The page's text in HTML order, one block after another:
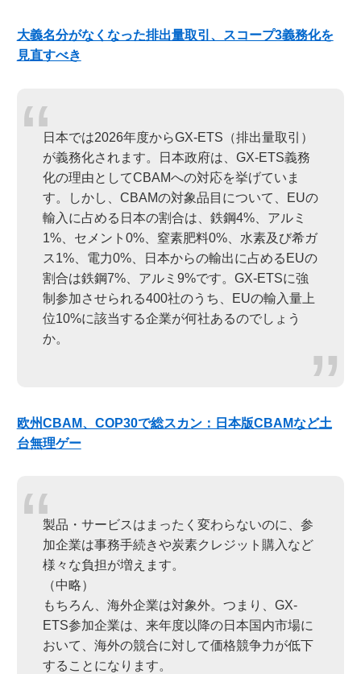
大義名分がなくなった排出量取引、スコープ3義務化を
見直すべき
日本では2026年度からGX-ETS（排出量取引）
が義務化されます。日本政府は、GX-ETS義務
化の理由としてCBAMへの対応を挙げていま
す。しかし、CBAMの対象品目について、EUの
輸入に占める日本の割合は、鉄鋼4%、アルミ
1%、セメント0%、窒素肥料0%、水素及び希ガ
ス1%、電力0%、日本からの輸出に占めるEUの
割合は鉄鋼7%、アルミ9%です。GX-ETSに強
制参加させられる400社のうち、EUの輸入量上
位10%に該当する企業が何社あるのでしょう
か。
欧州CBAM、COP30で総スカン：日本版CBAMなど土
台無理ゲー
製品・サービスはまったく変わらないのに、参
加企業は事務手続きや炭素クレジット購入など
様々な負担が増えます。
（中略）
もちろん、海外企業は対象外。つまり、GX-
ETS参加企業は、来年度以降の日本国内市場に
おいて、海外の競合に対して価格競争力が低下
することになります。